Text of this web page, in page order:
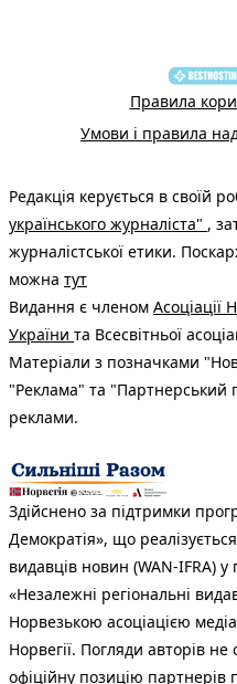
Правила
Умови і правила
Редакція керується в своїй
українського журналіста" ,
журналістської етики.
можна тут
Видання є членом Асоціації
України та Всесвітньої
Матеріали з позначками
"Реклама" та "Партнерський
реклами.
Здійснено за підтримки
Демократія», що
видавців новин (WAN-IFRA) у
«Незалежні регіональні
Норвезькою асоціацією
Норвегії. Погляди авторів
офіційну позицію партнерів